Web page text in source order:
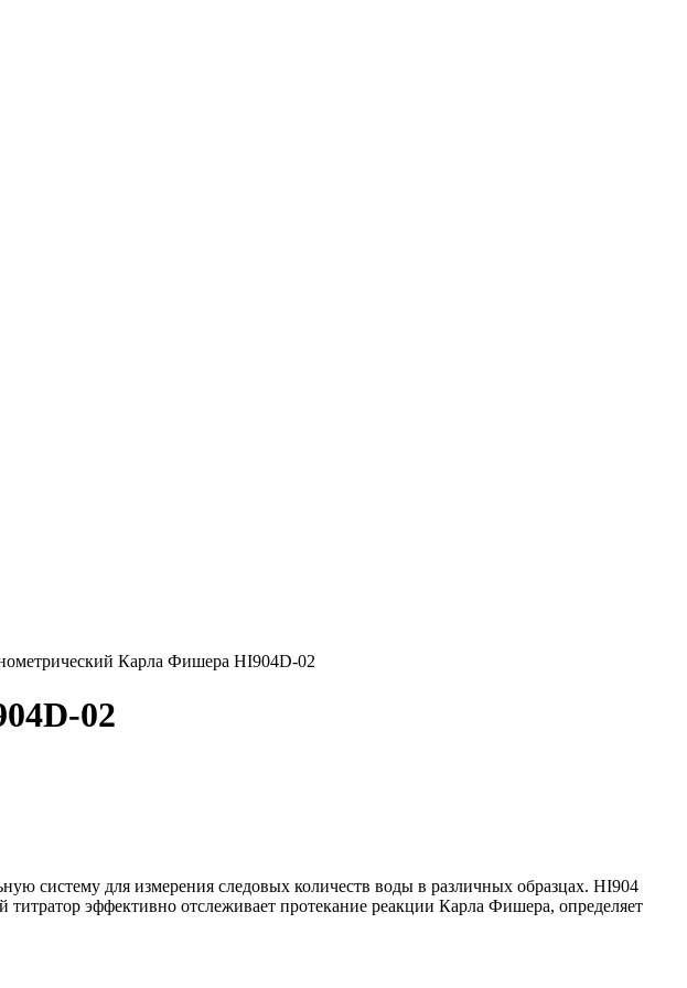
Карла Фишера HI904D-02
02
систему для измерения следовых количеств воды в различных образцах. HI904
эффективно отслеживает протекание реакции Карла Фишера, определяет